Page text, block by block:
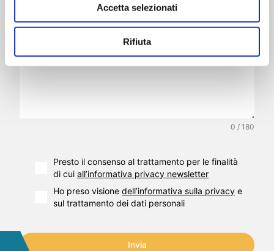
Accetta selezionati
Rifiuta
0 / 180
Presto il consenso al trattamento per le finalità
di cui all’informativa privacy newsletter
Ho preso visione dell’informativa sulla privacy e
sul trattamento dei dati personali
Invia